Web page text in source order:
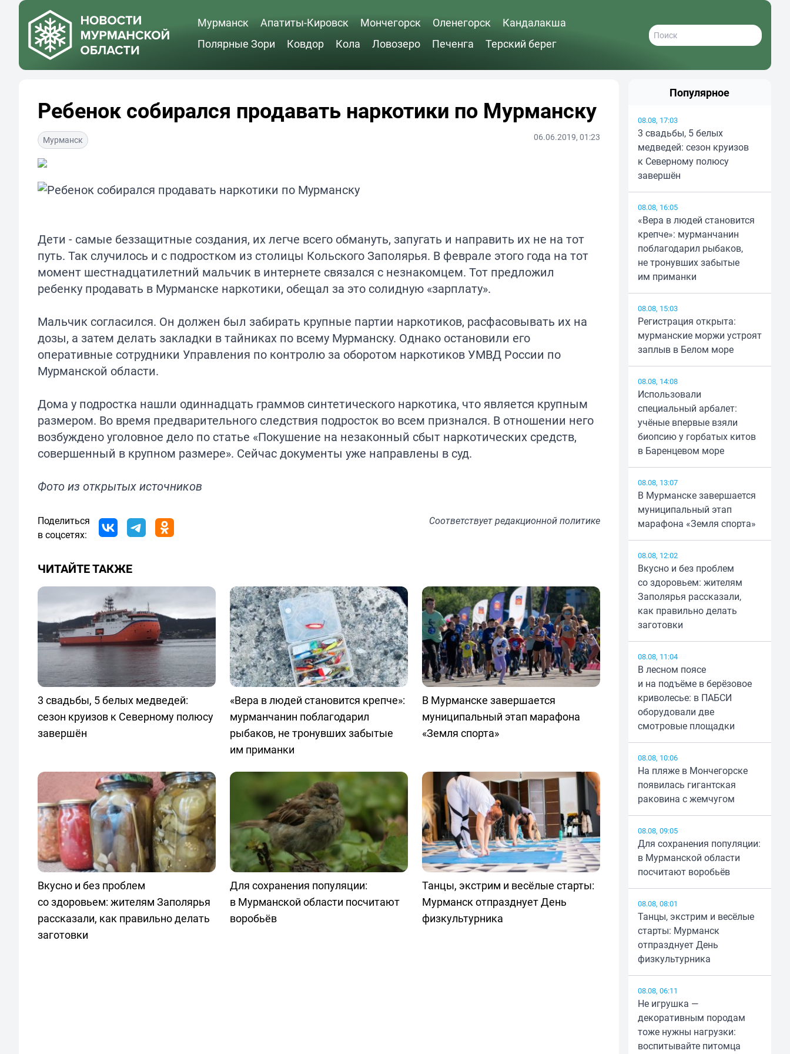
Мурманск Апатиты-Кировск Мончегорск Оленегорск
Кандалакша
Полярные Зори
Ковдор Кола Ловозеро Печенга Терский берег
Ребенок собирался продавать наркотики по Мурманску
Мурманск 06.06.2019, 01:23
Дети - самые беззащитные создания, их легче всего обмануть, запугать и направить их не на тот
путь. Так случилось и с подростком из столицы Кольского Заполярья. В феврале этого года на тот
момент шестнадцатилетний мальчик в интернете связался с незнакомцем. Тот предложил
ребенку продавать в Мурманске наркотики, обещал за это солидную «зарплату».
Мальчик согласился. Он должен был забирать крупные партии наркотиков, расфасовывать их на
дозы, а затем делать закладки в тайниках по всему Мурманску. Однако остановили его
оперативные сотрудники Управления по контролю за оборотом наркотиков УМВД России по
Мурманской области.
Дома у подростка нашли одиннадцать граммов синтетического наркотика, что является крупным
размером. Во время предварительного следствия подросток во всем признался. В отношении него
возбуждено уголовное дело по статье «Покушение на незаконный сбыт наркотических средств,
совершенный в крупном размере». Сейчас документы уже направлены в суд.
Фото из открытых источников
Поделиться
в соцсетях:
Соответствуетредакционной политике
ЧИТАЙТЕ ТАКЖЕ
3 свадьбы, 5 белых медведей:
сезон круизов к Северному полюсу
завершён
«Вера в людей становится крепче»:
мурманчанин поблагодарил
рыбаков, не тронувших забытые
им приманки
В Мурманске завершается
муниципальный этап марафона
«Земля спорта»
Вкусно и без проблем
со здоровьем: жителям Заполярья
рассказали, как правильно делать
заготовки
Для сохранения популяции:
в Мурманской области посчитают
воробьёв
Танцы, экстрим и весёлые старты:
Мурманск отпразднует День
физкультурника
Популярное
08.08, 17:03
3 свадьбы, 5 белых
медведей: сезон круизов
к Северному полюсу
завершён
08.08, 16:05
«Вера в людей становится
крепче»: мурманчанин
поблагодарил рыбаков,
не тронувших забытые
им приманки
08.08, 15:03
Регистрация открыта:
мурманские моржи устроят
заплыв в Белом море
08.08, 14:08
Использовали
специальный арбалет:
учёные впервые взяли
биопсию у горбатых китов
в Баренцевом море
08.08, 13:07
В Мурманске завершается
муниципальный этап
марафона «Земля спорта»
08.08, 12:02
Вкусно и без проблем
со здоровьем: жителям
Заполярья рассказали,
как правильно делать
заготовки
08.08, 11:04
В лесном поясе
и на подъёме в берёзовое
криволесье: в ПАБСИ
оборудовали две
смотровые площадки
08.08, 10:06
На пляже в Мончегорске
появилась гигантская
раковина с жемчугом
08.08, 09:05
Для сохранения популяции:
в Мурманской области
посчитают воробьёв
08.08, 08:01
Танцы, экстрим и весёлые
старты: Мурманск
отпразднует День
физкультурника
08.08, 06:11
Не игрушка —
декоративным породам
тоже нужны нагрузки:
воспитывайте питомца